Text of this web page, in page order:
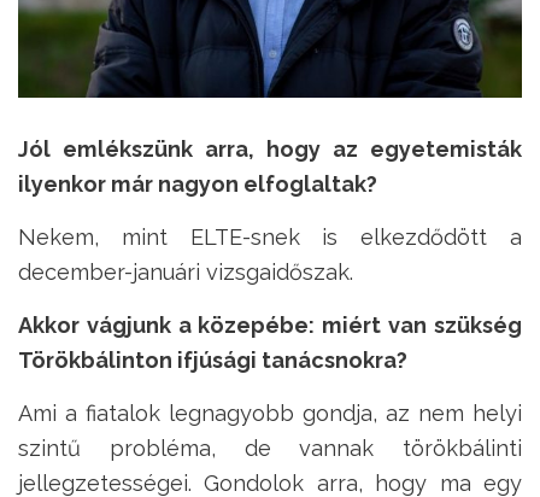
Jól emlékszünk arra, hogy az egyetemisták
ilyenkor már nagyon elfoglaltak?
Nekem, mint ELTE-snek is elkezdődött a
december-januári vizsgaidőszak.
Akkor vágjunk a közepébe: miért van szükség
Törökbálinton ifjúsági tanácsnokra?
Ami a fiatalok legnagyobb gondja, az nem helyi
szintű probléma, de vannak törökbálinti
jellegzetességei. Gondolok arra, hogy ma egy